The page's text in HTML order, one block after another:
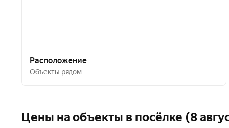
Расположение
Объекты рядом
Цены на объекты в посёлке (8